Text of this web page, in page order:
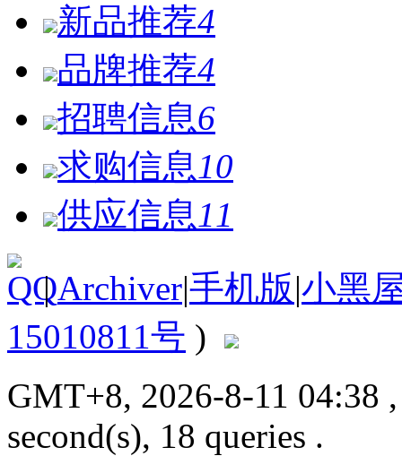
新品推荐4
品牌推荐4
招聘信息6
求购信息 10
供应信息 11
| Archiver|手机版|小黑
15010811号 )
GMT+8, 2026-8-11 04:38
second(s), 18 queries .